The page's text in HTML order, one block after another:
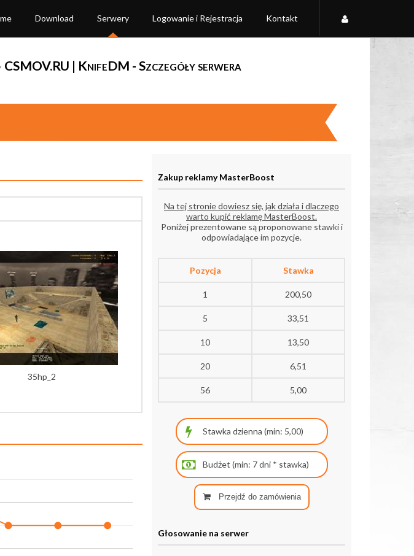
Download Serwery Logowanie i Rejestracja Kontakt
CSMOV.RU | KnifeDM - Szczegóły serwera
35hp_2
Zakup reklamy MasterBoost
Na tej stronie dowiesz się, jak działa i dlaczego
warto kupić reklamę MasterBoost.
Poniżej prezentowane są proponowane stawki i
odpowiadające im pozycje.
Pozycja Stawka
1 200,50
5 33,51
10 13,50
20 6,51
56 5,00
Przejdź do zamówienia
Głosowanie na serwer